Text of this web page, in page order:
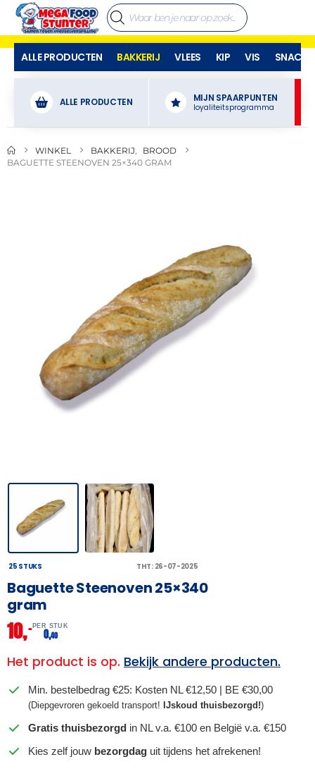
ALLE PRODUCTEN BAKKERIJ VLEES KIP VIS SNACKS
ALLE PRODUCTEN MIJN SPAARPUNTEN
loyaliteitsprogramma
WINKEL BAKKERIJ
BROOD
BAGUETTE STEENOVEN 25×340 GRAM
25 STUKS THT: 26-07-2025
Baguette Steenoven 25×340
gram
10,– PER STUK
0,40
Het product is op. Bekijk andere producten.
Min. bestelbedrag €25: Kosten NL €12,50 | BE €30,00
(Diepgevroren gekoeld transport! IJskoud thuisbezorgd!)
Gratis thuisbezorgd in NL v.a. €100 en België v.a. €150
Kies zelf jouw bezorgdag uit tijdens het afrekenen!